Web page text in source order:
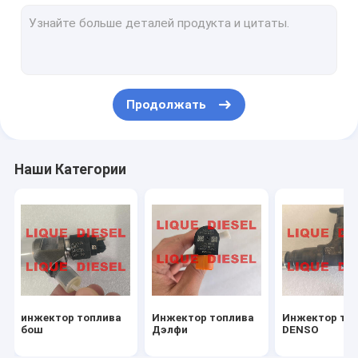
Другие насосы
комплекты для ремонта
Турбонагнетатель
Другие части
Продолжать
Наши Категории
инжектор топлива
бош
Инжектор топлива
Дэлфи
Инжектор
DENSO